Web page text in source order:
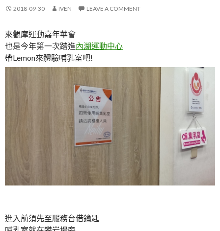
2018-09-30 IVEN LEAVE A COMMENT
來觀摩運動嘉年華會
也是今年第一次踏進內湖運動中心
帶Lemon來體驗哺乳室吧!
進入前須先至服務台借鑰匙